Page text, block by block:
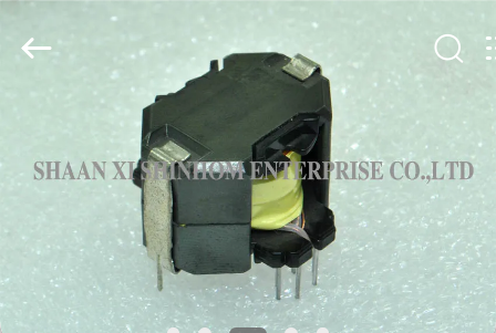
PRODUKTE
VIDEOS
ÜBER
Enterprise
Co.,Ltd.